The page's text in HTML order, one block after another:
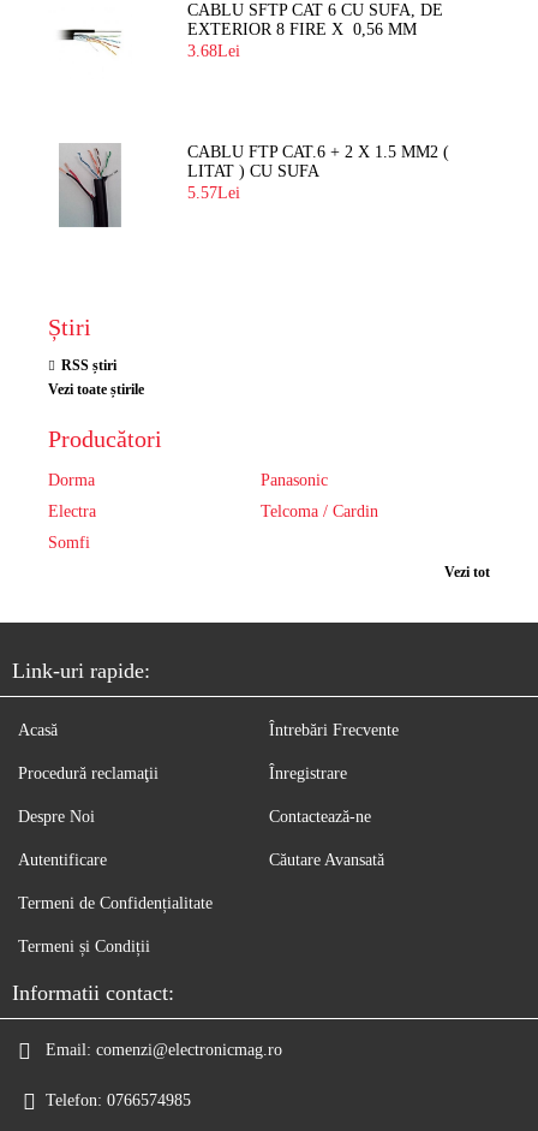
CABLU SFTP CAT 6 CU SUFA, DE
EXTERIOR 8 FIRE X 0,56 MM
3.68Lei
CABLU FTP CAT.6 + 2 X 1.5 MM2 (
LITAT ) CU SUFA
5.57Lei
Știri
RSS știri
Vezi toate știrile
Producători
Dorma
Panasonic
Electra
Telcoma / Cardin
Somfi
Vezi tot
Link-uri rapide:
Acasă
Procedură reclamaţii
Despre Noi
Autentificare
Întrebări Frecvente
Înregistrare
Contactează-ne
Căutare Avansată
Termeni de Confidențialitate
Termeni și Condiții
Informatii contact:
Email: comenzi@electronicmag.ro
Telefon: 0766574985